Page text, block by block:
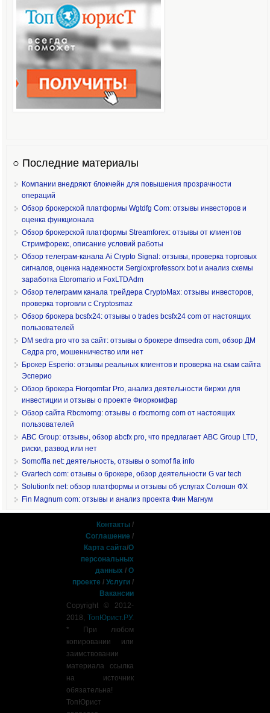
○ Последние материалы
Компании внедряют блокчейн для повышения прозрачности
операций
Обзор брокерской платформы Wgtdfg Com: отзывы инвесторов и
оценка функционала
Обзор брокерской платформы Streamforex: отзывы от клиентов
Стримфорекс, описание условий работы
Обзор телеграм-канала Ai Crypto Signal: отзывы, проверка торговых
сигналов, оценка надежности Sergioxprofessorx bot и анализ схемы
заработка Etoromario и FoxLTDAdm
Обзор телеграмм канала трейдера CryptoMax: отзывы инвесторов,
проверка торговли с Cryptosmaz
Обзор брокера bcsfx24: отзывы о trades bcsfx24 com от настоящих
пользователей
DM sedra pro что за сайт: отзывы о брокере dmsedra com, обзор ДМ
Седра pro, мошенничество или нет
Брокер Esperio: отзывы реальных клиентов и проверка на скам сайта
Эсперио
Обзор брокера Fiorqomfar Pro, анализ деятельности биржи для
инвестиции и отзывы о проекте Фиоркомфар
Обзор сайта Rbcmorng: отзывы о rbcmorng com от настоящих
пользователей
ABC Group: отзывы, обзор abcfx pro, что предлагает ABC Group LTD,
риски, развод или нет
Somoffia net: деятельность, отзывы о somof fia info
Gvartech com: отзывы о брокере, обзор деятельности G var tech
Solutionfx net: обзор платформы и отзывы об услугах Солюшн ФХ
Fin Magnum com: отзывы и анализ проекта Фин Магнум
Контакты /
Соглашение /
Карта сайта/О
персональных
данных /О
проекте /Услуги /
Вакансии
Copyright © 2012-
2018,ТопЮрист.РУ.
* При любом
копировании или
заимствовании
материала ссылка
на источник
обязательна!
ТопЮрист